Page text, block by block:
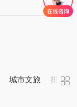
城市文旅 排行榜